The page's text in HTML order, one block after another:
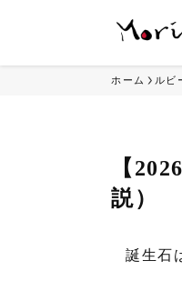
ホーム ルビ
【
説）
誕生石